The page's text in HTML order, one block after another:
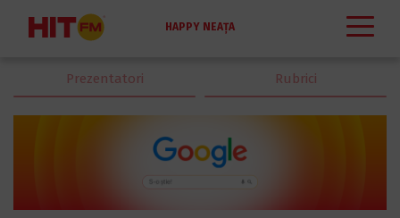
HAPPY NEAȚA
Prezentatori Rubrici